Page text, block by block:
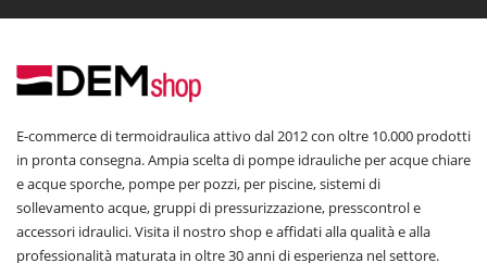
E-commerce di termoidraulica attivo dal 2012 con oltre 10.000 prodotti
in pronta consegna. Ampia scelta di pompe idrauliche per acque chiare
e acque sporche, pompe per pozzi, per piscine, sistemi di
sollevamento acque, gruppi di pressurizzazione, presscontrol e
accessori idraulici. Visita il nostro shop e affidati alla qualità e alla
professionalità maturata in oltre 30 anni di esperienza nel settore.